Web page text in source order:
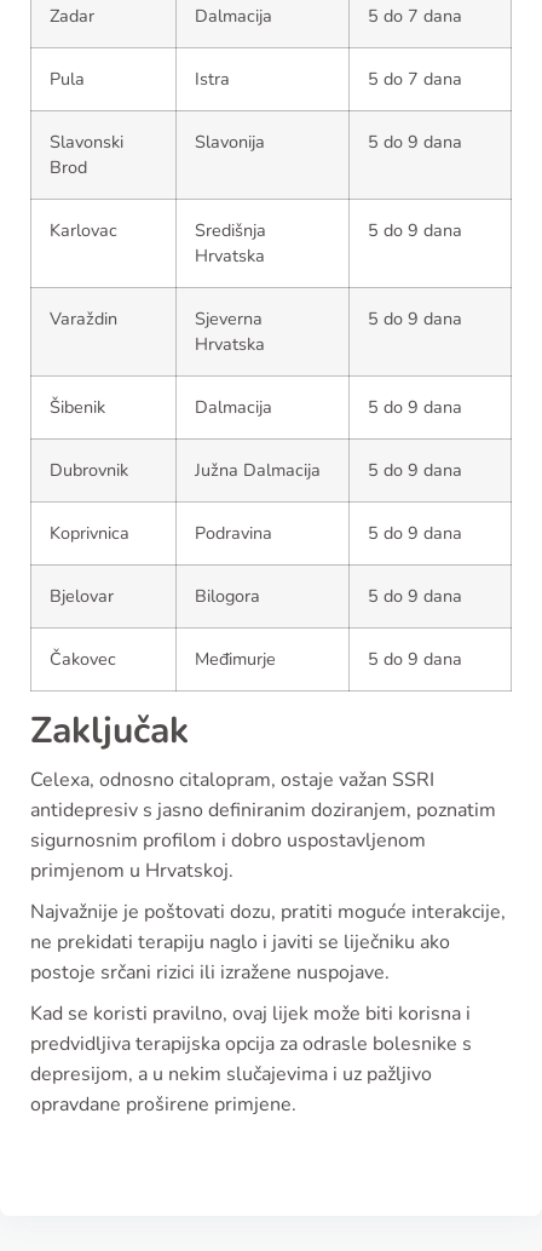
Zadar Dalmacija 5 do 7 dana
Pula Istra 5 do 7 dana
Slavonski
Brod
Slavonija 5 do 9 dana
Karlovac
Središnja
Hrvatska
5 do 9 dana
Varaždin
Sjeverna
Hrvatska
5 do 9 dana
Šibenik Dalmacija 5 do 9 dana
Dubrovnik Južna Dalmacija 5 do 9 dana
Koprivnica Podravina 5 do 9 dana
Bjelovar Bilogora 5 do 9 dana
Čakovec Međimurje 5 do 9 dana
Zaključak
Celexa, odnosno citalopram, ostaje važan SSRI
antidepresiv s jasno definiranim doziranjem, poznatim
sigurnosnim profilom i dobro uspostavljenom
primjenom u Hrvatskoj.
Najvažnije je poštovati dozu, pratiti moguće interakcije,
ne prekidati terapiju naglo i javiti se liječniku ako
postoje srčani rizici ili izražene nuspojave.
Kad se koristi pravilno, ovaj lijek može biti korisna i
predvidljiva terapijska opcija za odrasle bolesnike s
depresijom, a u nekim slučajevima i uz pažljivo
opravdane proširene primjene.